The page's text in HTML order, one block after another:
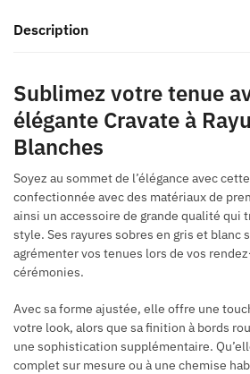
Description
Sublimez votre tenue
élégante Cravate à
Blanches
Soyez au sommet de l’élégance avec
confectionnée avec des matériaux de
ainsi un accessoire de grande qualité qui
style. Ses rayures sobres en gris et blanc
agrémenter vos tenues lors de vos
cérémonies.
Avec sa forme ajustée, elle offre une
votre look, alors que sa finition à bords
une sophistication supplémentaire.
complet sur mesure ou à une chemise